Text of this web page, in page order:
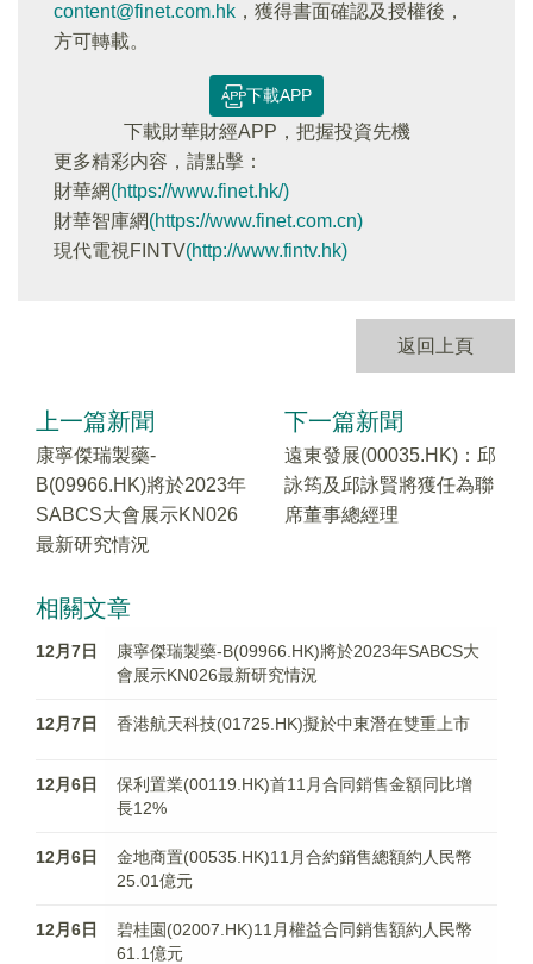
content@finet.com.hk ，獲得書面確認及授權後，
方可轉載。
下載APP
下載財華財經APP，把握投資先機
更多精彩内容，請點擊：
財華網(https://www.finet.hk/)
財華智庫網(https://www.finet.com.cn)
現代電視FINTV(http://www.fintv.hk)
返回上頁
上一篇新聞
康寧傑瑞製藥-
B(09966.HK)將於2023年
SABCS大會展示KN026
最新研究情況
下一篇新聞
遠東發展(00035.HK)：邱
詠筠及邱詠賢將獲任為聯
席董事總經理
相關文章
12月7日
康寧傑瑞製藥-B(09966.HK)將於2023年SABCS大
會展示KN026最新研究情況
12月7日 香港航天科技(01725.HK)擬於中東潛在雙重上市
12月6日
保利置業(00119.HK)首11月合同銷售金額同比增
長12%
12月6日
金地商置(00535.HK)11月合約銷售總額約人民幣
25.01億元
12月6日
碧桂園(02007.HK)11月權益合同銷售額約人民幣
61.1億元